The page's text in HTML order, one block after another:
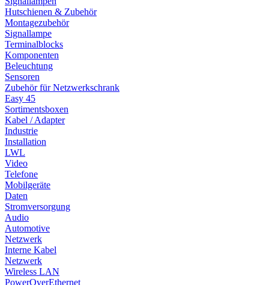
Hutschienen & Zubehör
Montagezubehör
Signallampe
Terminalblocks
Komponenten
Beleuchtung
Sensoren
Zubehör für Netzwerkschrank
Easy 45
Sortimentsboxen
Kabel / Adapter
Industrie
Installation
LWL
Video
Telefone
Mobilgeräte
Daten
Stromversorgung
Audio
Automotive
Netzwerk
Interne Kabel
Netzwerk
Wireless LAN
PowerOverEthernet